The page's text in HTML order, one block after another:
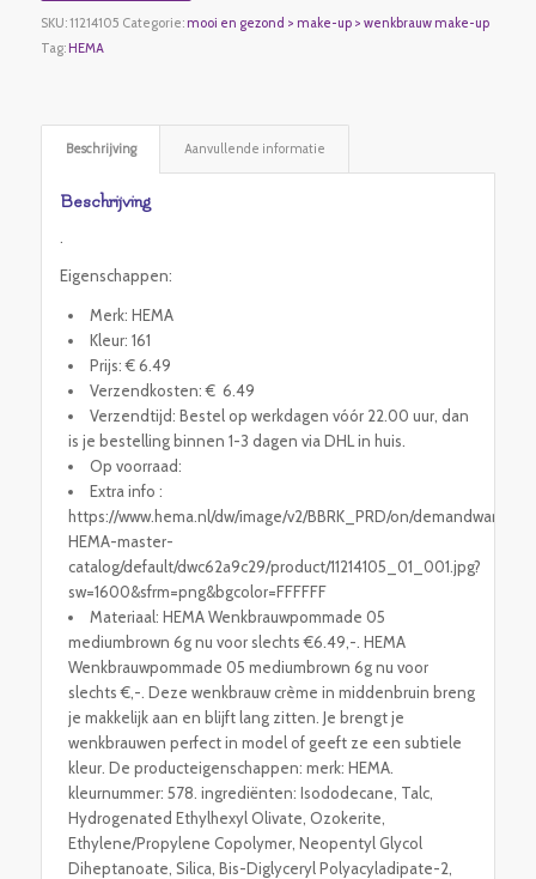
SKU:11214105 Categorie: mooi en gezond > make-up > wenkbrauw make-up
Tag: HEMA
Beschrijving Aanvullende informatie
Beschrijving
.
Eigenschappen:
Merk: HEMA
Kleur: 161
Prijs: € 6.49
Verzendkosten: € 6.49
Verzendtijd: Bestel op werkdagen vóór 22.00 uur, dan
is je bestelling binnen 1-3 dagen via DHL in huis.
Op voorraad:
Extra info :
https://www.hema.nl/dw/image/v2/BBRK_PRD/on/
HEMA-master-
catalog/default/dwc62a9c29/product/11214105_01_001.jpg?
sw=1600&sfrm=png&bgcolor=FFFFFF
Materiaal: HEMA Wenkbrauwpommade 05
mediumbrown 6g nu voor slechts €6.49,-. HEMA
Wenkbrauwpommade 05 mediumbrown 6g nu voor
slechts €,-. Deze wenkbrauw crème in middenbruin breng
je makkelijk aan en blijft lang zitten. Je brengt je
wenkbrauwen perfect in model of geeft ze een subtiele
kleur. De producteigenschappen: merk: HEMA.
kleurnummer: 578. ingrediënten: Isododecane, Talc,
Hydrogenated Ethylhexyl Olivate, Ozokerite,
Ethylene/Propylene Copolymer, Neopentyl Glycol
Diheptanoate, Silica, Bis-Diglyceryl Polyacyladipate-2,